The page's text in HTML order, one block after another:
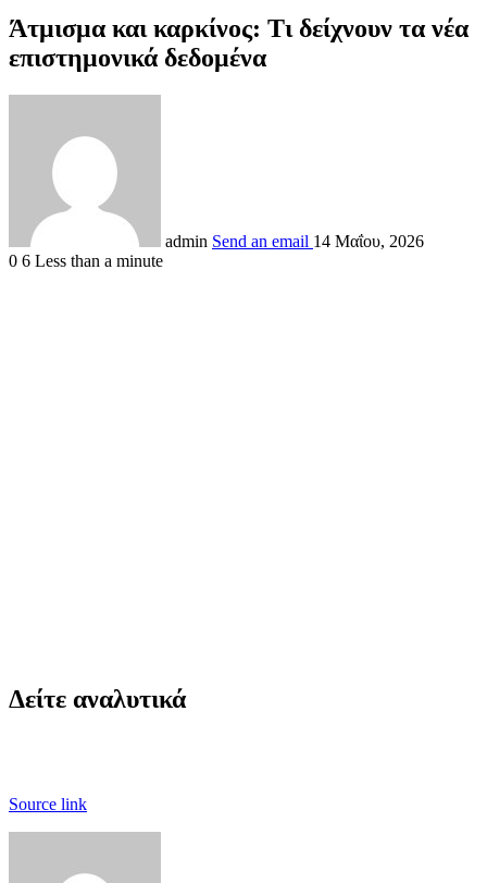
Άτμισμα και καρκίνος: Τι δείχνουν τα νέα
επιστημονικά δεδομένα
admin Send an email 14 Μαΐου, 2026
0 6 Less than a minute
Δείτε αναλυτικά
Source link